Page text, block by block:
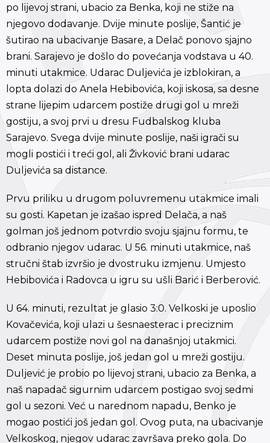
po lijevoj strani, ubacio za Benka, koji ne stiže na
njegovo dodavanje. Dvije minute poslije, Šantić je
šutirao na ubacivanje Basare, a Delač ponovo sjajno
brani. Sarajevo je došlo do povećanja vodstava u 40.
minuti utakmice. Udarac Duljevića je izblokiran, a
lopta dolazi do Anela Hebibovića, koji iskosa, sa desne
strane lijepim udarcem postiže drugi gol u mreži
gostiju, a svoj prvi u dresu Fudbalskog kluba
Sarajevo. Svega dvije minute poslije, naši igrači su
mogli postići i treći gol, ali Živković brani udarac
Duljevića sa distance.
Prvu priliku u drugom poluvremenu utakmice imali
su gosti. Kapetan je izašao ispred Delača, a naš
golman još jednom potvrdio svoju sjajnu formu, te
odbranio njegov udarac. U 56. minuti utakmice, naš
stručni štab izvršio je dvostruku izmjenu. Umjesto
Hebibovića i Radovca u igru su ušli Barić i Berberović.
U 64. minuti, rezultat je glasio 3:0. Velkoski je uposlio
Kovačevića, koji ulazi u šesnaesterac i preciznim
udarcem postiže novi gol na današnjoj utakmici.
Deset minuta poslije, još jedan gol u mreži gostiju.
Duljević je probio po lijevoj strani, ubacio za Benka, a
naš napadač sigurnim udarcem postigao svoj sedmi
gol u sezoni. Već u narednom napadu, Benko je
mogao postići još jedan gol. Ovog puta, na ubacivanje
Velkoskog, njegov udarac završava preko gola. Do